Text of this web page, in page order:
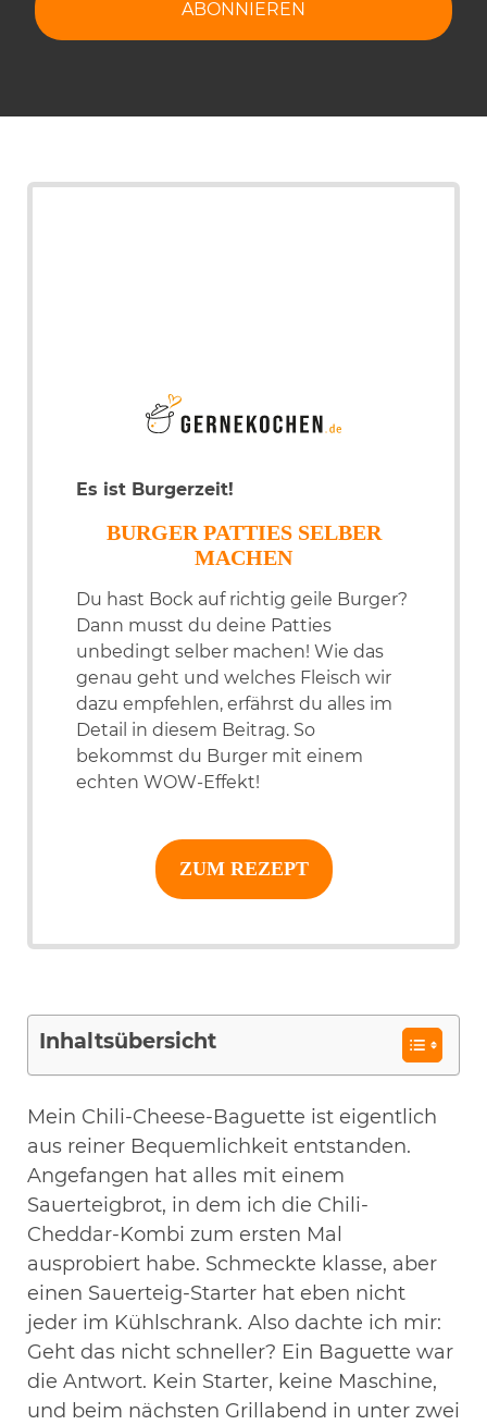
Es ist Burgerzeit!
BURGER PATTIES SELBER
MACHEN
Du hast Bock auf richtig geile Burger?
Dann musst du deine Patties
unbedingt selber machen! Wie das
genau geht und welches Fleisch wir
dazu empfehlen, erfährst du alles im
Detail in diesem Beitrag. So
bekommst du Burger mit einem
echten WOW-Effekt!
ZUM REZEPT
Inhaltsübersicht
Mein Chili-Cheese-Baguette ist eigentlich
aus reiner Bequemlichkeit entstanden.
Angefangen hat alles mit einem
Sauerteigbrot, in dem ich die Chili-
Cheddar-Kombi zum ersten Mal
ausprobiert habe. Schmeckte klasse, aber
einen Sauerteig-Starter hat eben nicht
jeder im Kühlschrank. Also dachte ich mir:
Geht das nicht schneller? Ein Baguette war
die Antwort. Kein Starter, keine Maschine,
und beim nächsten Grillabend in unter zwei